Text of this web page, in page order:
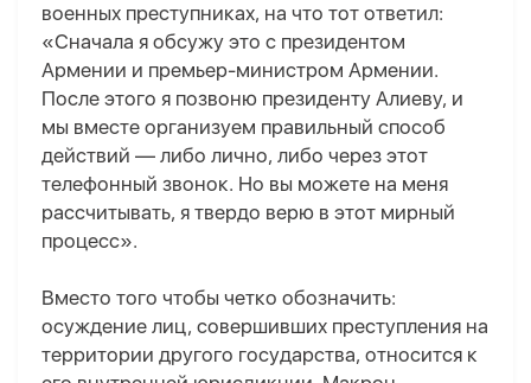
военных преступниках, на что тот ответил:
«Сначала я обсужу это с президентом
Армении и премьер-министром Армении.
После этого я позвоню президенту Алиеву, и
мы вместе организуем правильный способ
действий — либо лично, либо через этот
телефонный звонок. Но вы можете на меня
рассчитывать, я твердо верю в этот мирный
процесс».
Вместо того чтобы четко обозначить:
осуждение лиц, совершивших преступления на
территории другого государства, относится к